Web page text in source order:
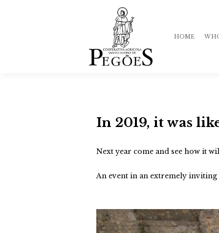
HOME
In 2019, it was
Next year come and see how it
An event in an extremely